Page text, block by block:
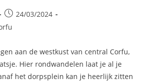
Bericht
gepubliceerd
24/03/2024
aan de westkust van central Corfu,
Hier rondwandelen laat je al je
het dorpsplein kan je heerlijk zitten